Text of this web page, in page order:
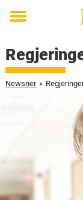
Toggle
Newsner »